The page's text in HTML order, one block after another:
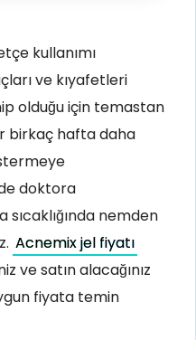
kullanımı
ve kıyafetleri
olduğu için temastan
birkaç hafta daha
doktora
sıcaklığında nemden
Acnemix jel fiyatı
ve satın alacağınız
fiyata temin